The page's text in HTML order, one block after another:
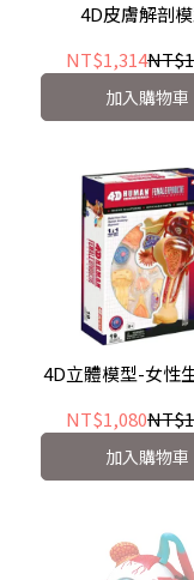
4D皮膚解剖
NT$1,314
加入購物車
4D立體模型-女性
NT$1,080
加入購物車